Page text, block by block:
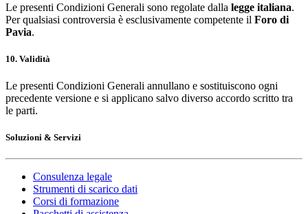
Le presenti Condizioni Generali sono regolate dalla legge italiana.
Per qualsiasi controversia è esclusivamente competente il Foro di
Pavia.
10. Validità
Le presenti Condizioni Generali annullano e sostituiscono ogni
precedente versione e si applicano salvo diverso accordo scritto tra
le parti.
Soluzioni & Servizi
Consulenza legale
Strumenti di scarico dati
Corsi di formazione